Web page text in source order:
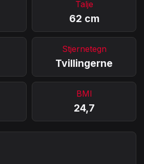
Talje
62 cm
Stjernetegn
Tvillingerne
BMI
24,7